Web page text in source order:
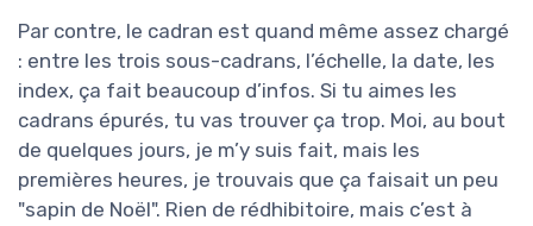
Par contre, le cadran est quand même assez chargé
: entre les trois sous-cadrans, l’échelle, la date, les
index, ça fait beaucoup d’infos. Si tu aimes les
cadrans épurés, tu vas trouver ça trop. Moi, au bout
de quelques jours, je m’y suis fait, mais les
premières heures, je trouvais que ça faisait un peu
"sapin de Noël". Rien de rédhibitoire, mais c’est à